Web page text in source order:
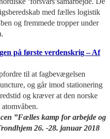
med fælles logistik
og fremmede tropper under
på første verdenskrig – Af
til at fagbevægelsen
og går imod stationering
og kræver at den norske
”Fælles kamp for arbejde og
26. -28. januar 2018